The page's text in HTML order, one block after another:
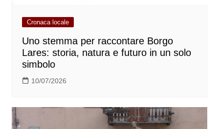
Cronaca locale
Uno stemma per raccontare Borgo
Lares: storia, natura e futuro in un solo
simbolo
10/07/2026